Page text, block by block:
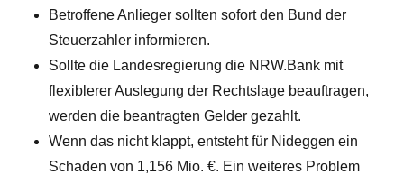
Betroffene Anlieger sollten sofort den Bund der
Steuerzahler informieren.
Sollte die Landesregierung die NRW.Bank mit
flexiblerer Auslegung der Rechtslage beauftragen,
werden die beantragten Gelder gezahlt.
Wenn das nicht klappt, entsteht für Nideggen ein
Schaden von 1,156 Mio. €. Ein weiteres Problem